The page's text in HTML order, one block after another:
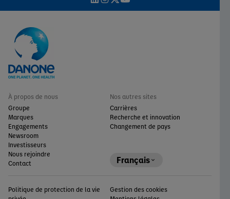
À propos de nous
Groupe
Marques
Engagements
Newsroom
Investisseurs
Nous rejoindre
Contact
Nos autres sites
Carrières
Recherche et innovation
Changement de pays
Français
Politique de protection de la vie
Gestion des cookies